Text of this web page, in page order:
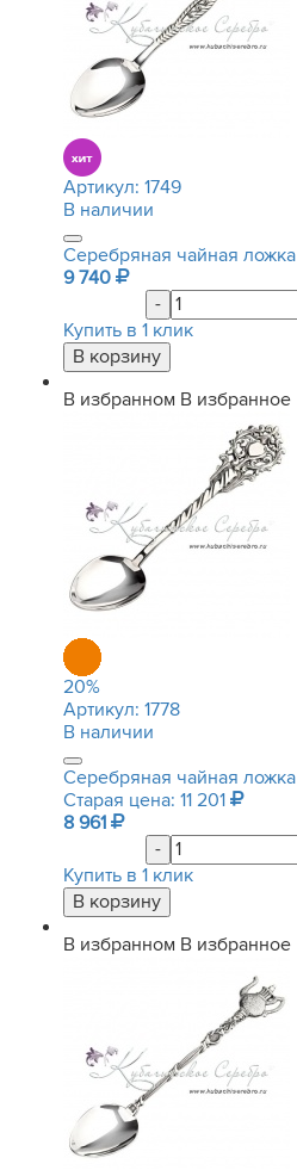
Артикул: 1749
В наличии
Серебряная чайная ложка
9 740
-
Купить в 1 клик
В избранном В избранное
20%
Артикул: 1778
В наличии
Серебряная чайная ложка
Старая цена: 11 201
8 961
-
Купить в 1 клик
В избранном В избранное